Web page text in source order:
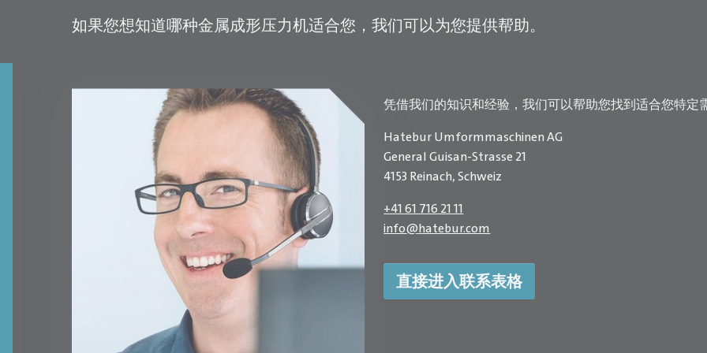
如果您想知道哪种金属成形压力机适合您，我们可以为您提供帮助。
凭借我们的知识和经验，我们可以帮助您找到适合您特定
Hatebur Umformmaschinen AG
General Guisan-Strasse 21
4153 Reinach, Schweiz
+41 61 716 21 11
info@hatebur.com
直接进入联系表格